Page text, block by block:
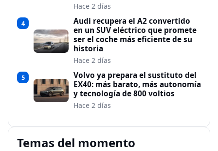
Hace 2 días
4
Audi recupera el A2 convertido
en un SUV eléctrico que promete
ser el coche más eficiente de su
historia
Hace 2 días
5
Volvo ya prepara el sustituto del
EX40: más barato, más autonomía
y tecnología de 800 voltios
Hace 2 días
Temas del momento